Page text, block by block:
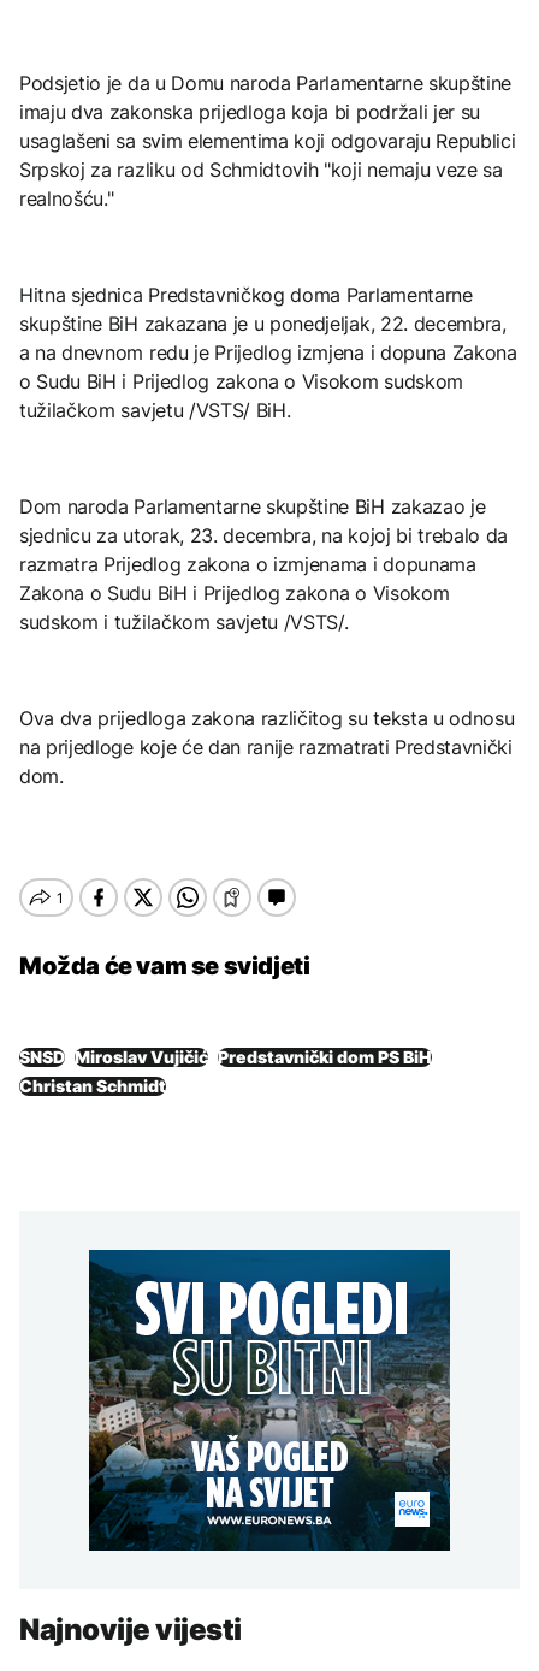
Podsjetio je da u Domu naroda Parlamentarne skupštine
imaju dva zakonska prijedloga koja bi podržali jer su
usaglašeni sa svim elementima koji odgovaraju Republici
Srpskoj za razliku od Schmidtovih "koji nemaju veze sa
realnošću."
Hitna sjednica Predstavničkog doma Parlamentarne
skupštine BiH zakazana je u ponedjeljak, 22. decembra,
a na dnevnom redu je Prijedlog izmjena i dopuna Zakona
o Sudu BiH i Prijedlog zakona o Visokom sudskom
tužilačkom savjetu /VSTS/ BiH.
Dom naroda Parlamentarne skupštine BiH zakazao je
sjednicu za utorak, 23. decembra, na kojoj bi trebalo da
razmatra Prijedlog zakona o izmjenama i dopunama
Zakona o Sudu BiH i Prijedlog zakona o Visokom
sudskom i tužilačkom savjetu /VSTS/.
Ova dva prijedloga zakona različitog su teksta u odnosu
na prijedloge koje će dan ranije razmatrati Predstavnički
dom.
Možda će vam se svidjeti
SNSD Miroslav Vujičić Predstavnički dom PS BiH
Christan Schmidt
Najnovije vijesti